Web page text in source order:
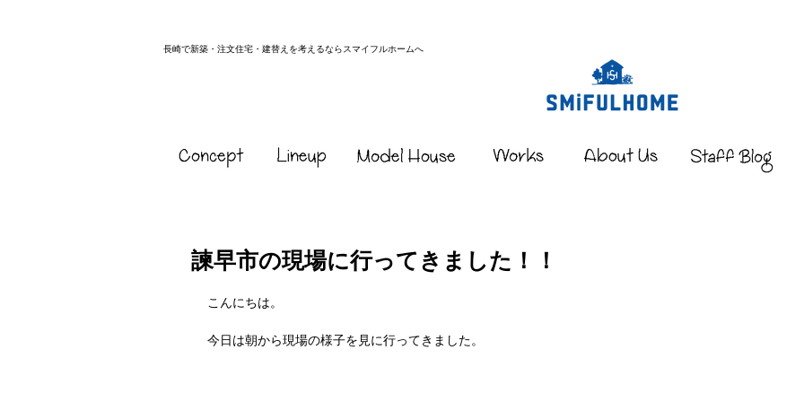
長崎で新築・注文住宅・建替えを考えるならスマイフルホームへ
諫早市の現場に行ってきました！！
こんにちは。
今日は朝から現場の様子を見に行ってきました。